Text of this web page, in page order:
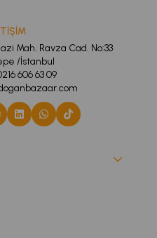
Mah. Ravza Cad. No:33
/İstanbul
606 63 09